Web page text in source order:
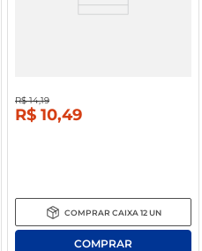
R$ 14,19
R$ 10,49
COMPRAR CAIXA 12UN